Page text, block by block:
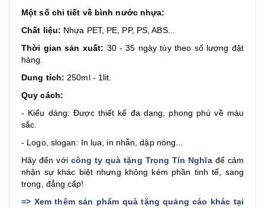
Một số chi tiết về bình nước nhựa:
Chất liệu: Nhựa PET, PE, PP, PS, ABS...
Thời gian sản xuất: 30 - 35 ngày tùy theo số lượng đặt
hàng.
Dung tích: 250ml - 1lit.
Quy cách:
- Kiểu dáng: Được thiết kế đa dạng, phong phú về màu
sắc.
- Logo, slogan: In lụa, in nhẫn, dập nóng...
Hãy đến với công ty quà tặng Trọng Tín Nghĩađể cảm
nhận sự khác biệt nhưng không kém phần tinh tế, sang
trọng, đẳng cấp!
=> Xem thêm sản phẩm quà tặng quảng cáo khác tại